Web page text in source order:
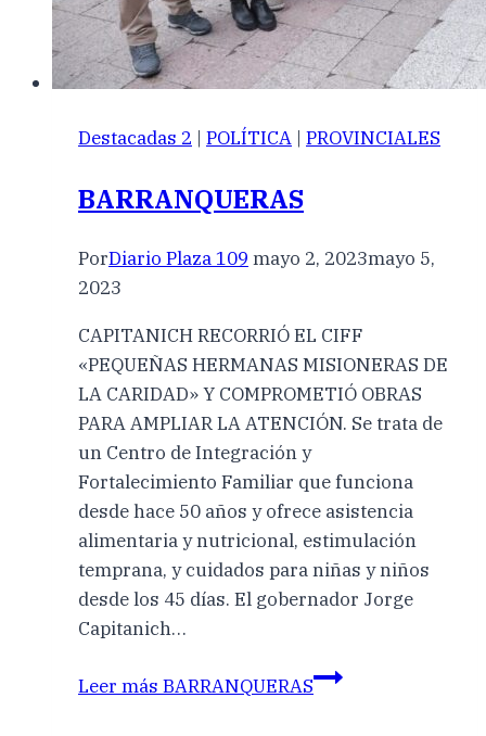
Destacadas 2 | POLÍTICA | PROVINCIALES
BARRANQUERAS
PorDiario Plaza 109 mayo 2, 2023mayo 5,
2023
CAPITANICH RECORRIÓ EL CIFF
«PEQUEÑAS HERMANAS MISIONERAS DE
LA CARIDAD» Y COMPROMETIÓ OBRAS
PARA AMPLIAR LA ATENCIÓN. Se trata de
un Centro de Integración y
Fortalecimiento Familiar que funciona
desde hace 50 años y ofrece asistencia
alimentaria y nutricional, estimulación
temprana, y cuidados para niñas y niños
desde los 45 días. El gobernador Jorge
Capitanich…
Leer más BARRANQUERAS